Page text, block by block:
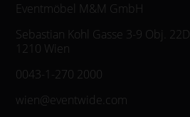
Eventmöbel M&M GmbH
Sebastian Kohl Gasse 3-9 Obj. 22D
1210 Wien
0043-1-270 2000
wien@eventwide.com